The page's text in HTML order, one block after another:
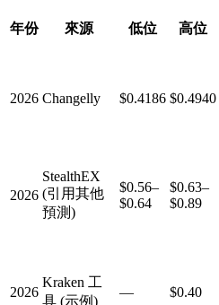
年份 來源 低位 高位
2026 Changelly $0.4186 $0.4940
2026
StealthEX
(引用其他
預測)
$0.56–
$0.64
$0.63–
$0.89
2026
Kraken 工
具 (示例)
— $0.40